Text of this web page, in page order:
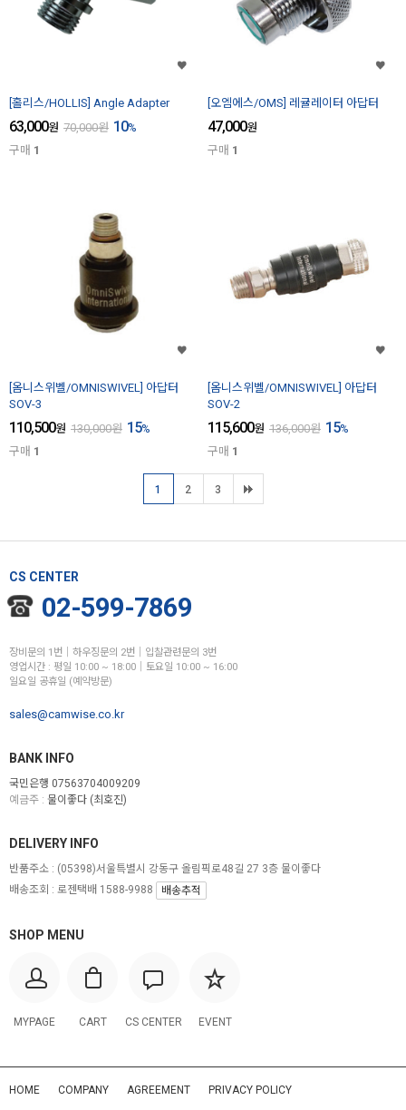
[홀리스/HOLLIS] Angle Adapter
63,000원 70,000원 10%
구매 1
[오엠에스/OMS] 레귤레이터 아답터
47,000원
구매 1
[옴니스위벨/OMNISWIVEL] 아답터
SOV-3
110,500원 130,000원 15%
구매 1
[옴니스위벨/OMNISWIVEL] 아답터
SOV-2
115,600원 136,000원 15%
구매 1
1 2 3
CS CENTER
02-599-7869
장비문의 1번│하우징문의 2번│입찰관련문의 3번
영업시간 : 평일 10:00 ~ 18:00│토요일 10:00 ~ 16:00
일요일 공휴일 (예약방문)
sales@camwise.co.kr
BANK INFO
국민은행 07563704009209
예금주 : 물이좋다 (최호진)
SHOP MENU
MYPAGE CART CS CENTER EVENT
DELIVERY INFO
반품주소 : (05398)서울특별시 강동구 올림픽로48길 27 3층 물이좋다
배송조회 : 로젠택배 1588-9988
배송추적
HOME COMPANY AGREEMENT PRIVACY POLICY